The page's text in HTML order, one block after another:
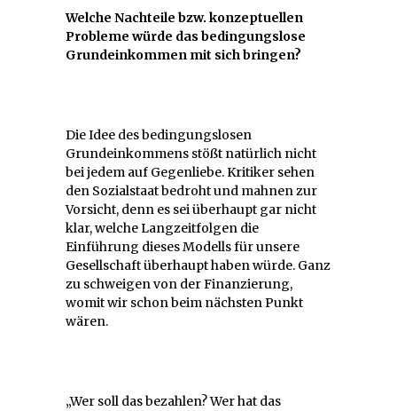
Welche Nachteile bzw. konzeptuellen
Probleme würde das bedingungslose
Grundeinkommen mit sich bringen?
Die Idee des bedingungslosen
Grundeinkommens stößt natürlich nicht
bei jedem auf Gegenliebe. Kritiker sehen
den Sozialstaat bedroht und mahnen zur
Vorsicht, denn es sei überhaupt gar nicht
klar, welche Langzeitfolgen die
Einführung dieses Modells für unsere
Gesellschaft überhaupt haben würde. Ganz
zu schweigen von der Finanzierung,
womit wir schon beim nächsten Punkt
wären.
„Wer soll das bezahlen? Wer hat das